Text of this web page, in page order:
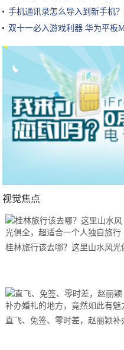
手机通讯录怎么导入到新手机
双十一必入游戏利器 华为平板
视觉焦点
桂林旅行该去哪？这里山水风光
直飞、免签、零时差，赵丽颖补